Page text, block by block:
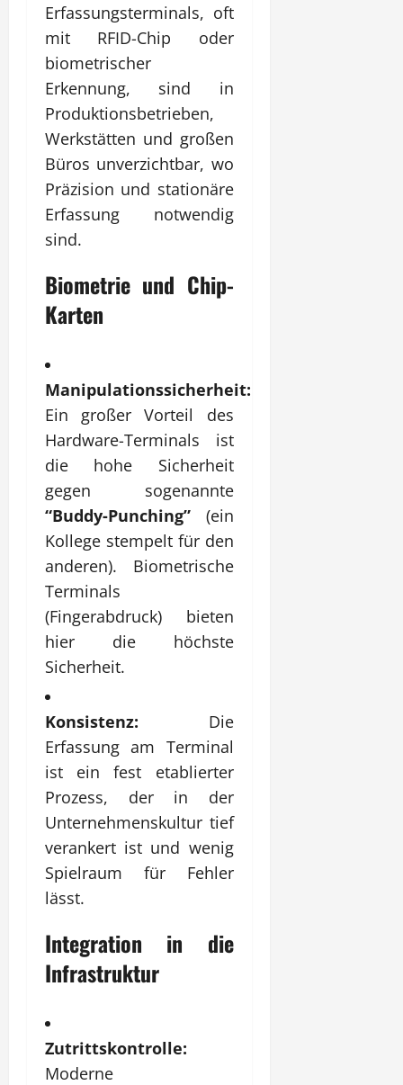
Erfassungsterminals, oft
mit RFID-Chip oder
biometrischer
Erkennung, sind in
Produktionsbetrieben,
Werkstätten und großen
Büros unverzichtbar, wo
Präzision und stationäre
Erfassung notwendig
sind.
Biometrie und Chip-
Karten
Manipulationssicherheit:
Ein großer Vorteil des
Hardware-Terminals ist
die hohe Sicherheit
gegen sogenannte
“Buddy-Punching” (ein
Kollege stempelt für den
anderen). Biometrische
Terminals
(Fingerabdruck) bieten
hier die höchste
Sicherheit.
Konsistenz: Die
Erfassung am Terminal
ist ein fest etablierter
Prozess, der in der
Unternehmenskultur tief
verankert ist und wenig
Spielraum für Fehler
lässt.
Integration in die
Infrastruktur
Zutrittskontrolle:
Moderne